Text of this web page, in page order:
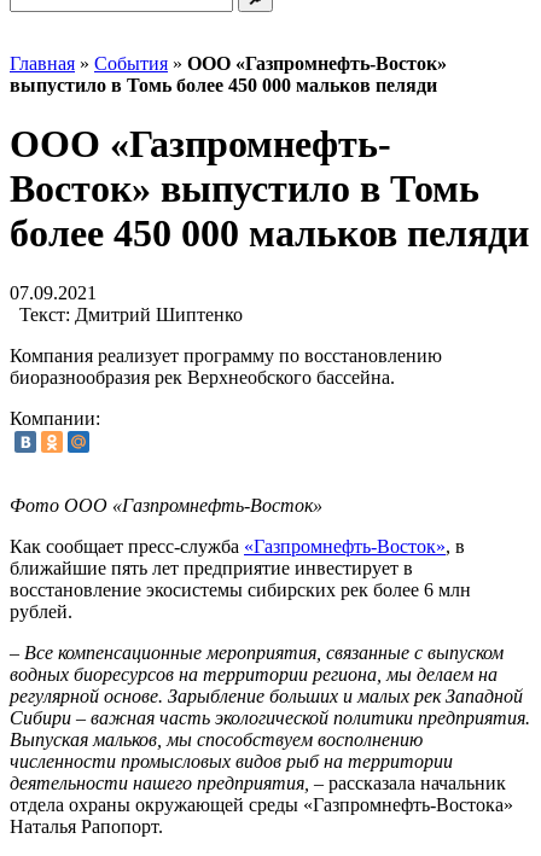
Главная » События » ООО «Газпромнефть-Восток»
выпустило в Томь более 450 000 мальков пеляди
ООО «Газпромнефть-
Восток» выпустило в Томь
более 450 000 мальков пеляди
07.09.2021
Текст: Дмитрий Шиптенко
Компания реализует программу по восстановлению
биоразнообразия рек Верхнеобского бассейна.
Компании:
Фото ООО «Газпромнефть-Восток»
Как сообщает пресс-служба «Газпромнефть-Восток», в
ближайшие пять лет предприятие инвестирует в
восстановление экосистемы сибирских рек более 6 млн
рублей.
– Все компенсационные мероприятия, связанные с выпуском
водных биоресурсов на территории региона, мы делаем на
регулярной основе. Зарыбление больших и малых рек Западной
Сибири – важная часть экологической политики предприятия.
Выпуская мальков, мы способствуем восполнению
численности промысловых видов рыб на территории
деятельности нашего предприятия, – рассказала начальник
отдела охраны окружающей среды «Газпромнефть-Востока»
Наталья Рапопорт.